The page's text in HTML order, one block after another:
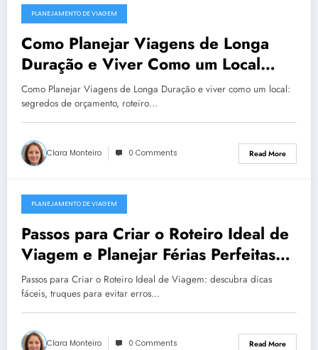
December 23, 2025
PLANEJAMENTO DE VIAGEM
Como Planejar Viagens de Longa
Duração e Viver Como um Local
Dicas de Orçamento, Roteiro e
Segurança
Como Planejar Viagens de Longa Duração e viver como um local:
segredos de orçamento, roteiro…
Clara Monteiro 0 Comments Read More
December 23, 2025
PLANEJAMENTO DE VIAGEM
Passos para Criar o Roteiro Ideal de
Viagem e Planejar Férias Perfeitas
com Dicas Práticas
Passos para Criar o Roteiro Ideal de Viagem: descubra dicas
fáceis, truques para evitar erros…
Clara Monteiro 0 Comments Read More